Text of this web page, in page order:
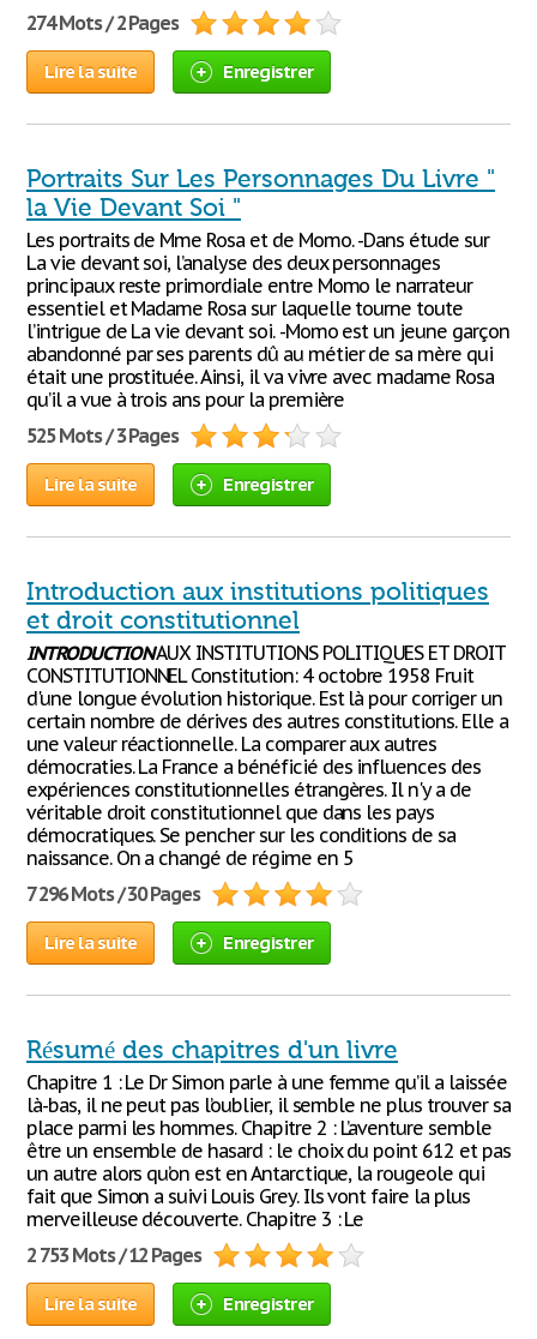
274 Mots / 2 Pages
Lire la suite Enregistrer
Portraits Sur Les Personnages Du Livre "
la Vie Devant Soi "
Les portraits de Mme Rosa et de Momo. -Dans étude sur
La vie devant soi, l’analyse des deux personnages
principaux reste primordiale entre Momo le narrateur
essentiel et Madame Rosa sur laquelle tourne toute
l’intrigue de La vie devant soi. -Momo est un jeune garçon
abandonné par ses parents dû au métier de sa mère qui
était une prostituée. Ainsi, il va vivre avec madame Rosa
qu’il a vue à trois ans pour la première
525 Mots / 3 Pages
Lire la suite Enregistrer
Introduction aux institutions politiques
et droit constitutionnel
INTRODUCTIONAUX INSTITUTIONS POLITIQUES ET DROIT
CONSTITUTIONNEL Constitution: 4 octobre 1958 Fruit
d'une longue évolution historique. Est là pour corriger un
certain nombre de dérives des autres constitutions. Elle a
une valeur réactionnelle. La comparer aux autres
démocraties. La France a bénéficié des influences des
expériences constitutionnelles étrangères. Il n'y a de
véritable droit constitutionnel que dans les pays
démocratiques. Se pencher sur les conditions de sa
naissance. On a changé de régime en 5
7 296 Mots / 30 Pages
Lire la suite Enregistrer
Résumé des chapitres d'un livre
Chapitre 1 : Le Dr Simon parle à une femme qu’il a laissée
là-bas, il ne peut pas l’oublier, il semble ne plus trouver sa
place parmi les hommes. Chapitre 2 : L’aventure semble
être un ensemble de hasard : le choix du point 612 et pas
un autre alors qu’on est en Antarctique, la rougeole qui
fait que Simon a suivi Louis Grey. Ils vont faire la plus
merveilleuse découverte. Chapitre 3 : Le
2 753 Mots / 12 Pages
Lire la suite Enregistrer